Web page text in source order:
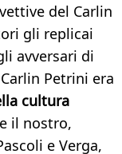
del Carlin
gli replicai
avversari di
Petrini era
cultura
il nostro,
e Verga,